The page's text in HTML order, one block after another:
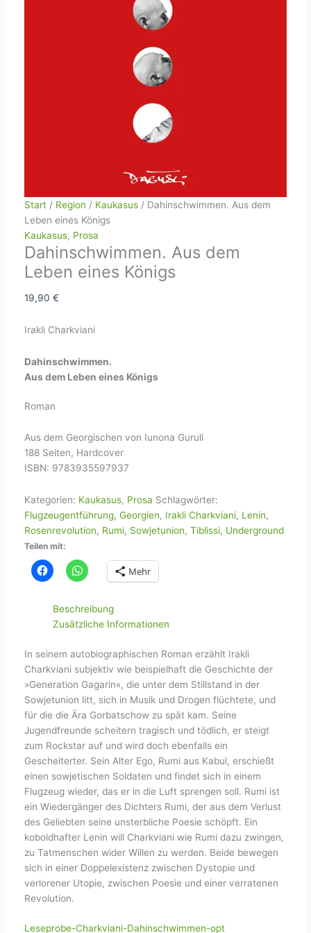
Start/ Region / Kaukasus/ Dahinschwimmen. Aus dem
Leben eines Königs
Kaukasus, Prosa
Dahinschwimmen. Aus dem
Leben eines Königs
19,90 €
Irakli Charkviani
Dahinschwimmen.
Aus dem Leben eines Königs
Roman
Aus dem Georgischen von Iunona Guruli
188 Seiten, Hardcover
ISBN: 9783935597937
Kategorien: Kaukasus, Prosa Schlagwörter:
Flugzeugentführung, Georgien, Irakli Charkviani, Lenin,
Rosenrevolution, Rumi, Sowjetunion, Tiblissi, Underground
Teilen mit:
Mehr
Beschreibung
Zusätzliche Informationen
In seinem autobiographischen Roman erzählt Irakli
Charkviani subjektiv wie beispielhaft die Geschichte der
»Generation Gagarin«, die unter dem Stillstand in der
Sowjetunion litt, sich in Musik und Drogen flüchtete, und
für die die Ära Gorbatschow zu spät kam. Seine
Jugendfreunde scheitern tragisch und tödlich, er steigt
zum Rockstar auf und wird doch ebenfalls ein
Gescheiterter. Sein Alter Ego, Rumi aus Kabul, erschießt
einen sowjetischen Soldaten und findet sich in einem
Flugzeug wieder, das er in die Luft sprengen soll. Rumi ist
ein Wiedergänger des Dichters Rumi, der aus dem Verlust
des Geliebten seine unsterbliche Poesie schöpft. Ein
koboldhafter Lenin will Charkviani wie Rumi dazu zwingen,
zu Tatmenschen wider Willen zu werden. Beide bewegen
sich in einer Doppelexistenz zwischen Dystopie und
verlorener Utopie, zwischen Poesie und einer verratenen
Revolution.
Leseprobe-Charkviani-Dahinschwimmen-opt